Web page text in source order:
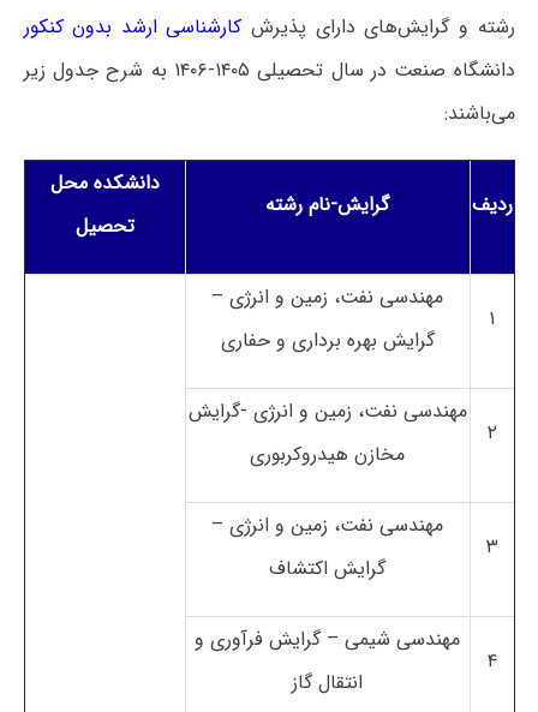
رشته و گرایش‌های دارای پذیرش کارشناسی ارشد بدون کنکور
دانشگاه صنعت در سال تحصیلی ۱۴۰۵-۱۴۰۶ به شرح جدول زیر
می‌باشند:
ردیف گرایش-نام رشته
دانشکده محل
تحصیل
۱
مهندسی نفت، زمین و انرژی –
گرایش بهره برداری و حفاری
۲
مهندسی نفت، زمین و انرژی -گرایش
مخازن هیدروکربوری
۳
مهندسی نفت، زمین و انرژی –
گرایش اکتشاف
۴
مهندسی شیمی – گرایش فرآوری و
انتقال گاز